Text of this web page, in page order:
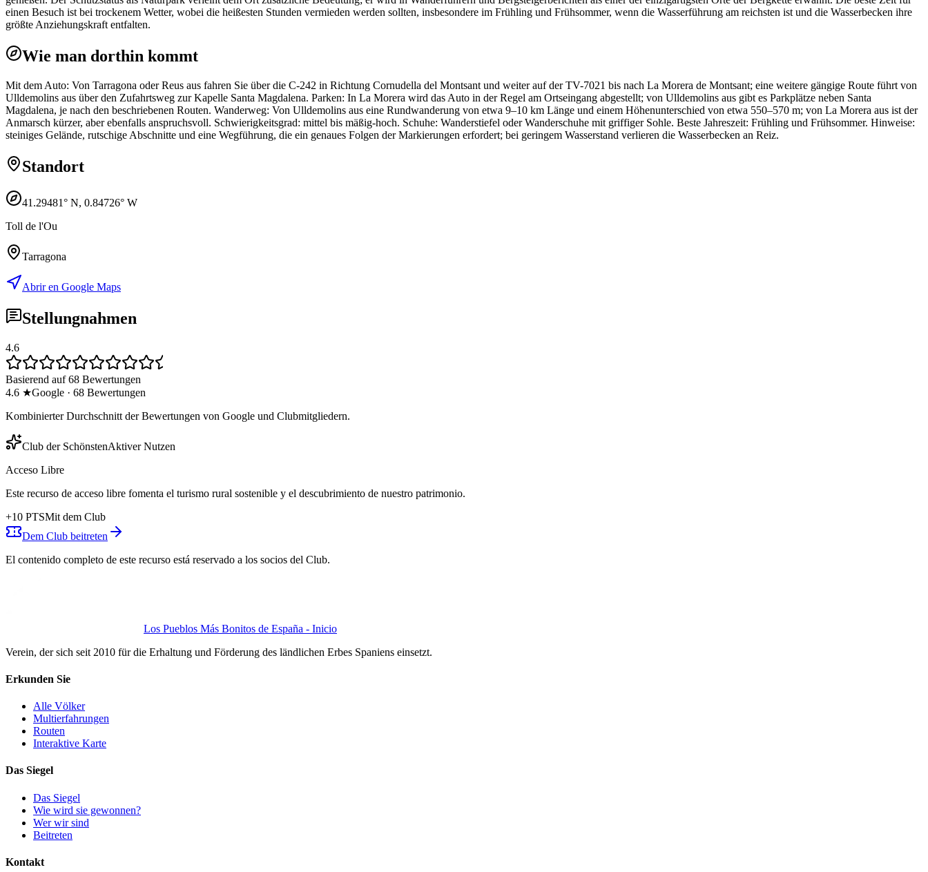
einen Besuch ist bei trockenem Wetter, wobei die heißesten Stunden vermieden werden sollten, insbesondere im Frühling und Frühsommer, wenn die Wasserführung am reichsten ist und die Wasserbecken ihre
größte Anziehungskraft entfalten.
Wie man dorthin kommt
Mit dem Auto: Von Tarragona oder Reus aus fahren Sie über die C-242 in Richtung Cornudella del Montsant und weiter auf der TV-7021 bis nach La Morera de Montsant; eine weitere gängige Route führt von
Ulldemolins aus über den Zufahrtsweg zur Kapelle Santa Magdalena. Parken: In La Morera wird das Auto in der Regel am Ortseingang abgestellt; von Ulldemolins aus gibt es Parkplätze neben Santa
Magdalena, je nach den beschriebenen Routen. Wanderweg: Von Ulldemolins aus eine Rundwanderung von etwa 9–10 km Länge und einem Höhenunterschied von etwa 550–570 m; von La Morera aus ist der
Anmarsch kürzer, aber ebenfalls anspruchsvoll. Schwierigkeitsgrad: mittel bis mäßig-hoch. Schuhe: Wanderstiefel oder Wanderschuhe mit griffiger Sohle. Beste Jahreszeit: Frühling und Frühsommer. Hinweise:
steiniges Gelände, rutschige Abschnitte und eine Wegführung, die ein genaues Folgen der Markierungen erfordert; bei geringem Wasserstand verlieren die Wasserbecken an Reiz.
Standort
41.29481° N, 0.84726° W
Toll de l'Ou
Tarragona
Abrir en Google Maps
Stellungnahmen
4.6
Basierend auf 68 Bewertungen
4.6 ★Google · 68 Bewertungen
Kombinierter Durchschnitt der Bewertungen von Google und Clubmitgliedern.
Club der SchönstenAktiver Nutzen
Acceso Libre
Este recurso de acceso libre fomenta el turismo rural sostenible y el descubrimiento de nuestro patrimonio.
+10 PTSMit dem Club
Dem Club beitreten
El contenido completo de este recurso está reservado a los socios del Club.
Los Pueblos Más Bonitos de España - Inicio
Verein, der sich seit 2010 für die Erhaltung und Förderung des ländlichen Erbes Spaniens einsetzt.
Erkunden Sie
Alle Völker
Multierfahrungen
Routen
Interaktive Karte
Das Siegel
Das Siegel
Wie wird sie gewonnen?
Wer wir sind
Beitreten
Kontakt